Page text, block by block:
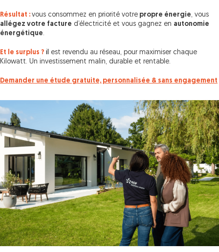
Résultat : vous consommez en priorité votre propre énergie, vous
allégez votre facture d’électricité et vous gagnez en autonomie
énergétique.
Et le surplus ? il est revendu au réseau, pour maximiser chaque
Kilowatt. Un investissement malin, durable et rentable.
Demander une étude gratuite, personnalisée & sans engagement